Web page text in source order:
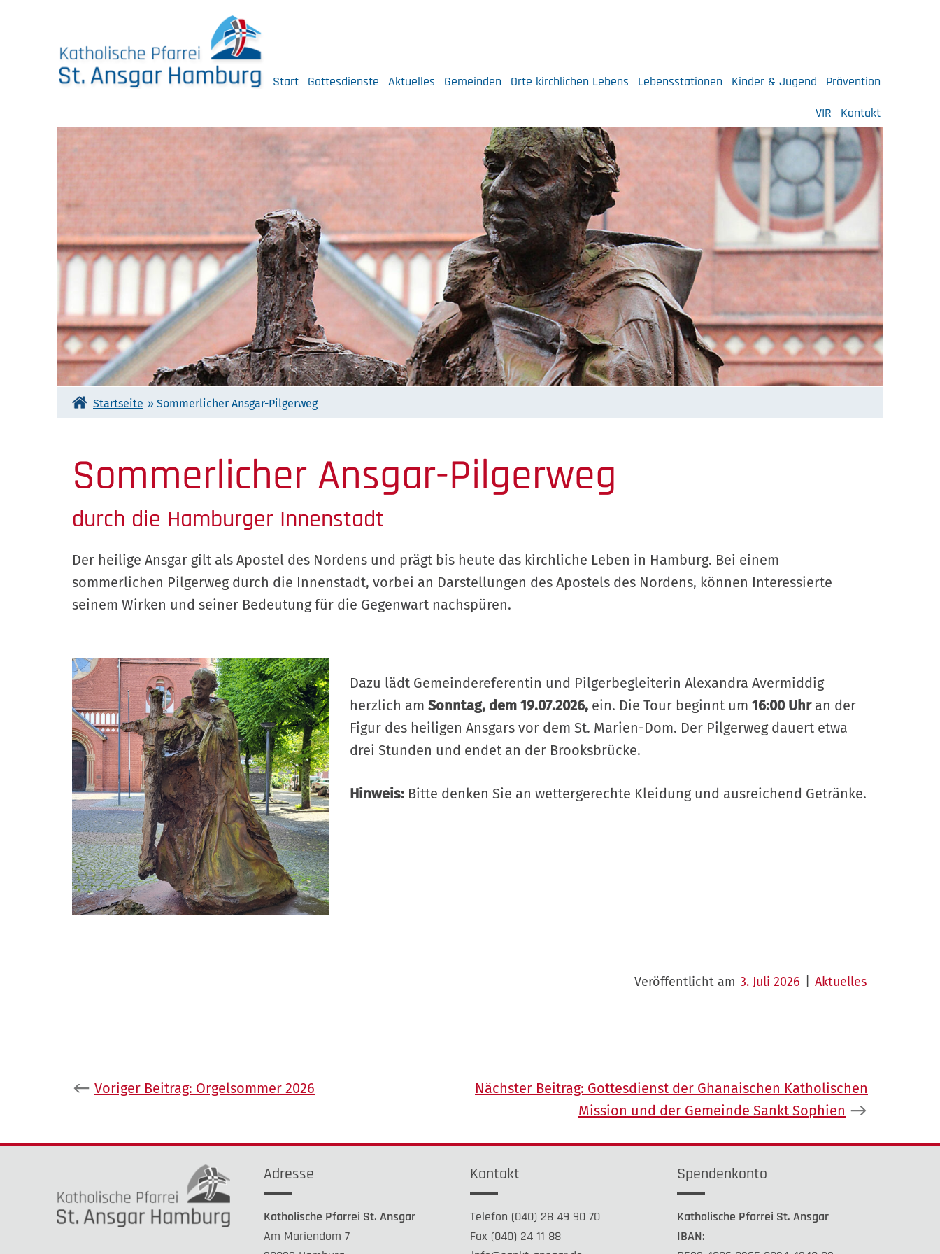
Katholische Pfarrei St. Ansgar Hamburg
Start Gottesdienste Aktuelles Gemeinden Orte kirchlichen Lebens Lebensstationen Kinder & Jugend
Prävention
VIR
Kontakt
Startseite » Sommerlicher Ansgar-Pilgerweg
Sommerlicher Ansgar-Pilgerweg
durch die Hamburger Innenstadt
Der heilige Ansgar gilt als Apostel des Nordens und prägt bis heute das kirchliche Leben in Hamburg. Bei einem
sommerlichen Pilgerweg durch die Innenstadt, vorbei an Darstellungen des Apostels des Nordens, können Interessierte
seinem Wirken und seiner Bedeutung für die Gegenwart nachspüren.
Dazu lädt Gemeindereferentin und Pilgerbegleiterin Alexandra Avermiddig
herzlich amSonntag, dem 19.07.2026, ein. Die Tour beginnt um16:00 Uhran der
Figur des heiligen Ansgars vor dem St. Marien-Dom. Der Pilgerweg dauert etwa
drei Stunden und endet an der Brooksbrücke.
Hinweis: Bitte denken Sie an wettergerechte Kleidung und ausreichend Getränke.
Veröffentlicht am 3. Juli 2026 Aktuelles
Beitragsnavigation
Voriger Beitrag: Orgelsommer 2026 Nächster Beitrag: Gottesdienst der Ghanaischen Katholischen
Mission und der Gemeinde Sankt Sophien
Adresse
Katholische Pfarrei St. Ansgar
Am Mariendom 7
Kontakt
Telefon (040) 28 49 90 70
Fax (040) 24 11 88
Spendenkonto
Katholische Pfarrei St. Ansgar
IBAN: